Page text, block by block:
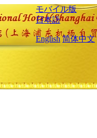
モバイル版
日本語
English 简体中文